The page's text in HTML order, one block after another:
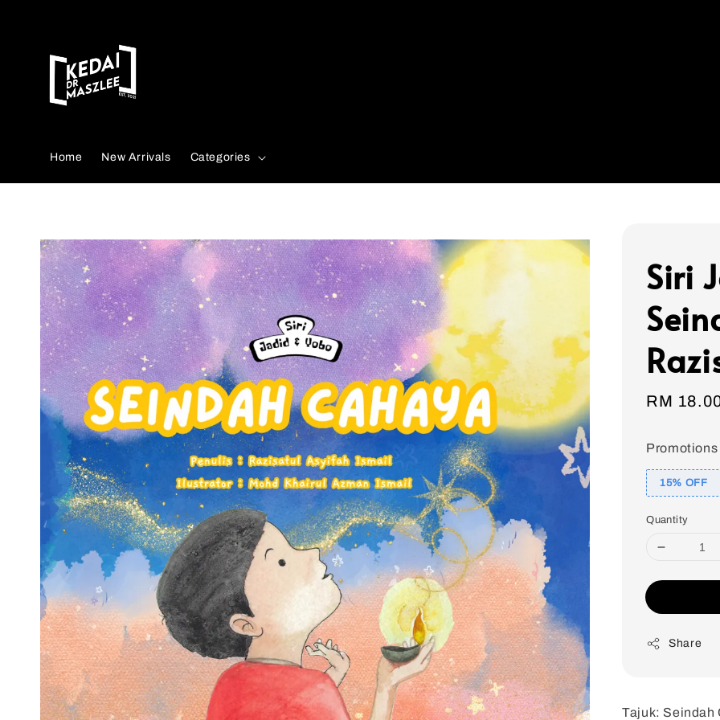
Home New Arrivals Categories
Siri
Sale
RM
Promotions
15% OFF
Quantity
Share
Tajuk: Seindah